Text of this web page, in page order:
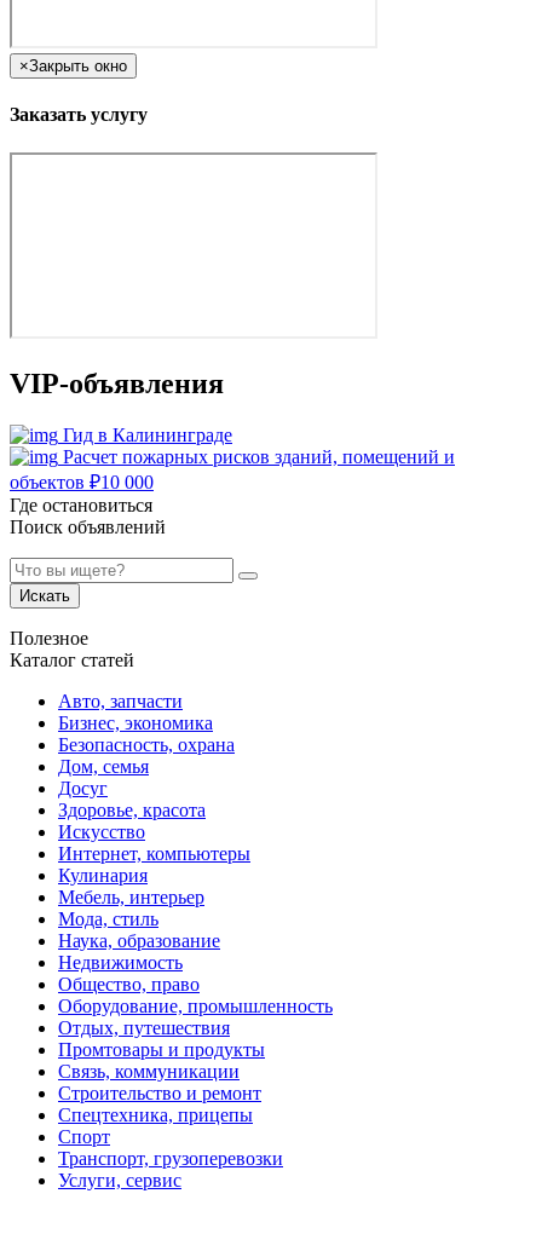
×Закрыть окно
Заказать услугу
VIP-объявления
Гид в Калининграде
Расчет пожарных рисков зданий, помещений и
объектов ₽10 000
Где остановиться
Поиск объявлений
Искать
Полезное
Каталог статей
Авто, запчасти
Бизнес, экономика
Безопасность, охрана
Дом, семья
Досуг
Здоровье, красота
Искусство
Интернет, компьютеры
Кулинария
Мебель, интерьер
Мода, стиль
Наука, образование
Недвижимость
Общество, право
Оборудование, промышленность
Отдых, путешествия
Промтовары и продукты
Связь, коммуникации
Строительство и ремонт
Спецтехника, прицепы
Спорт
Транспорт, грузоперевозки
Услуги, сервис